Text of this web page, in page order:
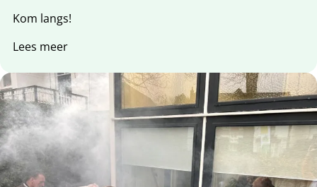
Kom langs!
Lees meer